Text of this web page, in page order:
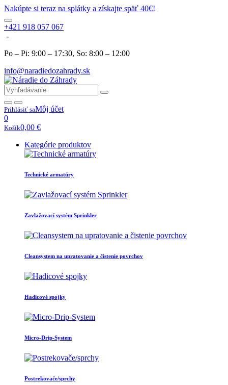
Nakúpte si teraz na splátky a získajte späť 40€!
+421 918 057 067
-
Po – Pi: 9:00 – 17:30, So: 8:00 – 12:00
info@naradiedozahrady.sk
Prihlásiť saMôj účet
0
Košík0,00 €
Kategórie produktov
Technické armatúry
Zavlažovací systém Sprinkler
Cleansystem na upratovanie a čistenie povrchov
Hadicové spojky
Micro-Drip-System
Postrekovače/sprchy